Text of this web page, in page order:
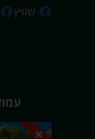
שוויץ